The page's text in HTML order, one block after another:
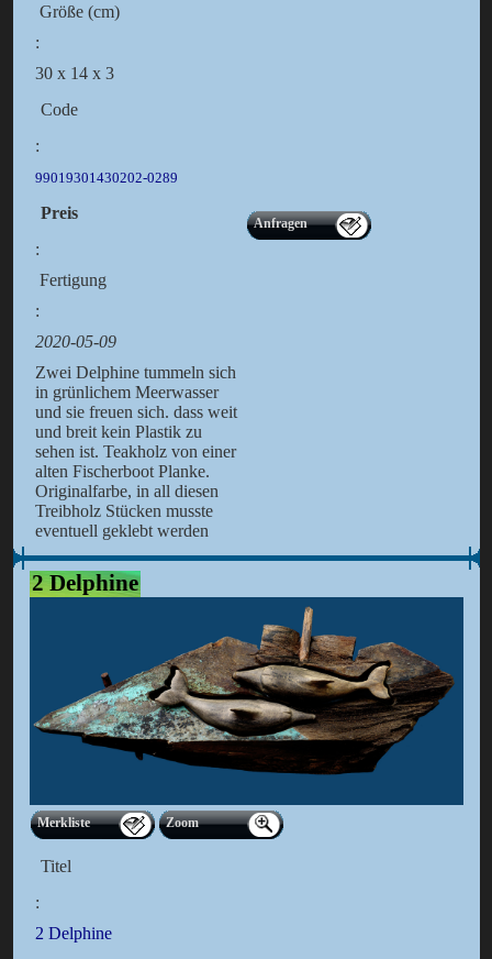
Größe (cm)
:
30 x 14 x 3
Code
:
99019301430202-0289
Preis
:
Anfragen
Fertigung
:
2020-05-09
Zwei Delphine tummeln sich
in grünlichem Meerwasser
und sie freuen sich. dass weit
und breit kein Plastik zu
sehen ist. Teakholz von einer
alten Fischerboot Planke.
Originalfarbe, in all diesen
Treibholz Stücken musste
eventuell geklebt werden
2 Delphine
Merkliste Zoom
Titel
:
2 Delphine